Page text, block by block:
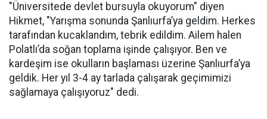
"Üniversitede devlet bursuyla okuyorum" diyen
Hikmet, "Yarışma sonunda Şanlıurfa’ya geldim. Herkes
tarafından kucaklandım, tebrik edildim. Ailem halen
Polatlı’da soğan toplama işinde çalışıyor. Ben ve
kardeşim ise okulların başlaması üzerine Şanlıurfa’ya
geldik. Her yıl 3-4 ay tarlada çalışarak geçimimizi
sağlamaya çalışıyoruz" dedi.